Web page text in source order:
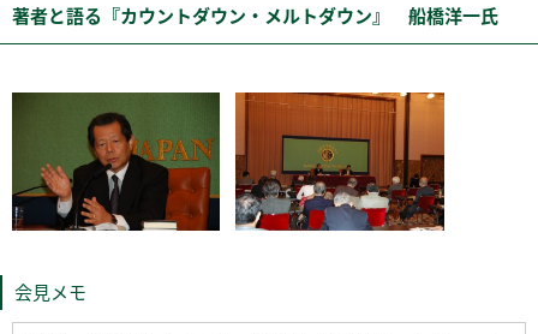
著者と語る『カウントダウン・メルトダウン』 船橋洋一氏
会見メモ